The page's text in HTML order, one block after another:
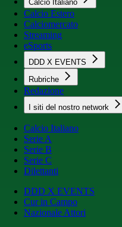
Calcio Italiano
Calcio Estero
Calciomercato
Streaming
eSports
DDD X EVENTS
Rubriche
Redazione
I siti del nostro network
Calcio Italiano
Serie A
Serie B
Serie C
Dilettanti
DDD X EVENTS
Cur in Campo
Nazionale Attori